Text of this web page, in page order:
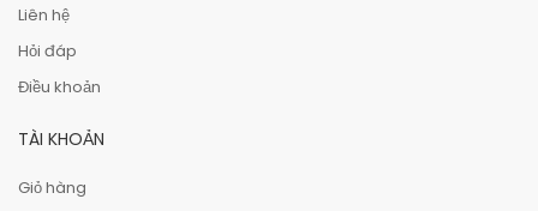
Liên hệ
Hỏi đáp
Điều khoản
TÀI KHOẢN
Giỏ hàng